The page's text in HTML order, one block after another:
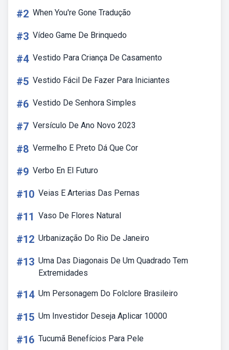
#2 When You're Gone Tradução
#3 Vídeo Game De Brinquedo
#4 Vestido Para Criança De Casamento
#5 Vestido Fácil De Fazer Para Iniciantes
#6 Vestido De Senhora Simples
#7 Versículo De Ano Novo 2023
#8 Vermelho E Preto Dá Que Cor
#9 Verbo En El Futuro
#10 Veias E Arterias Das Pernas
#11 Vaso De Flores Natural
#12 Urbanização Do Rio De Janeiro
#13 Uma Das Diagonais De Um Quadrado Tem
Extremidades
#14 Um Personagem Do Folclore Brasileiro
#15 Um Investidor Deseja Aplicar 10000
#16 Tucumã Benefícios Para Pele